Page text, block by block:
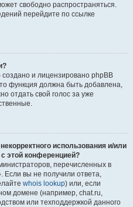
свободно распространяться.
перейдите по ссылке
и лицензировано phpBB
функция должна быть добавлена,
отдать свой голос за уже
использования и/или
этой конференцией?
перечисленных в
Если вы не получили ответа,
whois lookup) или, если
домене (например, chat.ru,
или техподдержкой данного